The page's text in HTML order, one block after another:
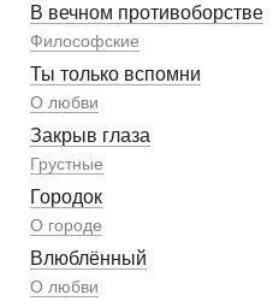
В вечном противоборстве
Философские
Ты только вспомни
О любви
Закрыв глаза
Грустные
Городок
О городе
Влюблённый
О любви